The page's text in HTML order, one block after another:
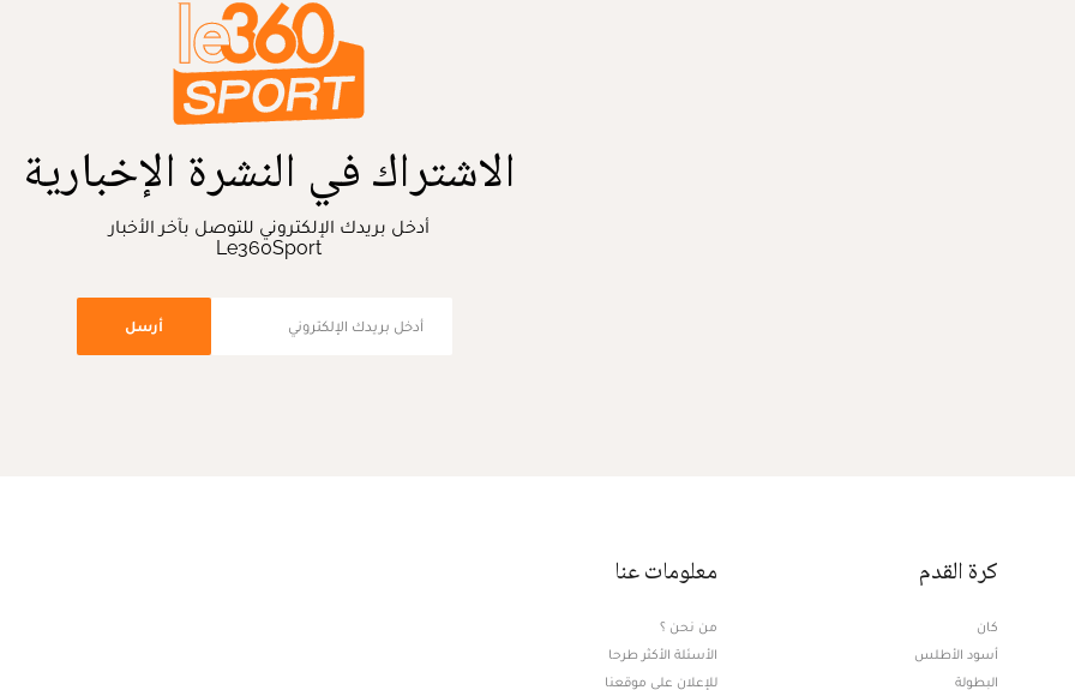
الاشتراك في النشرة الإخبارية
أدخل بريدك الإلكتروني للتوصل بآخر الأخبار
Le360Sport
أرسل
كرة القدم
كان
أسود الأطلس
البطولة
معلومات عنا
من نحن ؟
الأسئلة الأكثر طرحا
للإعلان على موقعنا